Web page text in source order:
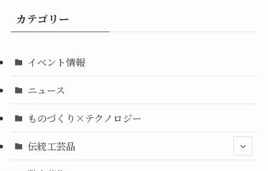
カテゴリー
イベント情報
ニュース
ものづくり×テクノロジー
伝統工芸品